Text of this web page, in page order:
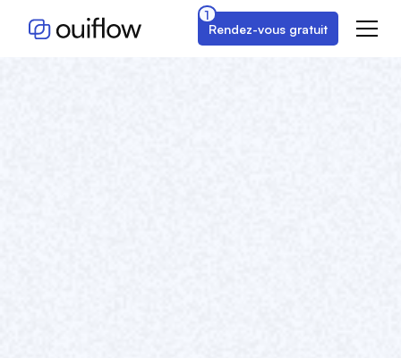
Rendez-vous gratuit
1